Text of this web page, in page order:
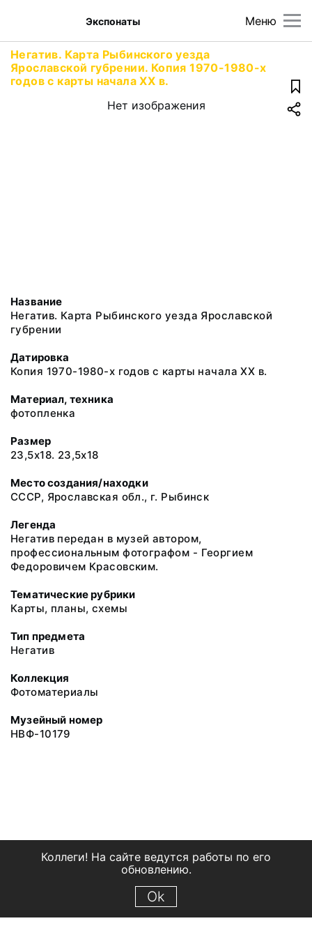
Меню
Экспонаты
Негатив. Карта Рыбинского уезда
Ярославской губрении. Копия 1970-1980-х
годов с карты начала XX в.
Нет изображения
Название
Негатив. Карта Рыбинского уезда Ярославской
губрении
Датировка
Копия 1970-1980-х годов с карты начала XX в.
Материал, техника
фотопленка
Размер
23,5х18. 23,5х18
Место создания/находки
СССР, Ярославская обл., г. Рыбинск
Легенда
Негатив передан в музей автором,
профессиональным фотографом - Георгием
Федоровичем Красовским.
Тематические рубрики
Карты, планы, схемы
Тип предмета
Негатив
Коллекция
Фотоматериалы
Музейный номер
НВФ-10179
Коллеги! На сайте ведутся работы по его
обновлению.
Ok